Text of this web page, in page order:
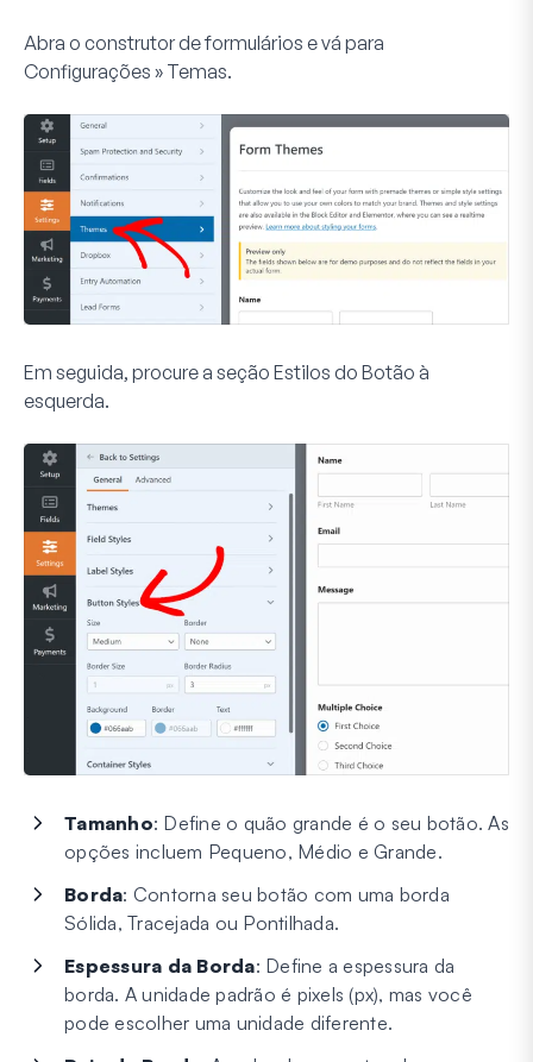
Abra o construtor de formulários e vá para
Configurações » Temas.
Em seguida, procure a seção Estilos do Botão à
esquerda.
Tamanho: Define o quão grande é o seu botão. As
opções incluem Pequeno, Médio e Grande.
Borda: Contorna seu botão com uma borda
Sólida, Tracejada ou Pontilhada.
Espessura da Borda: Define a espessura da
borda. A unidade padrão é pixels (px), mas você
pode escolher uma unidade diferente.